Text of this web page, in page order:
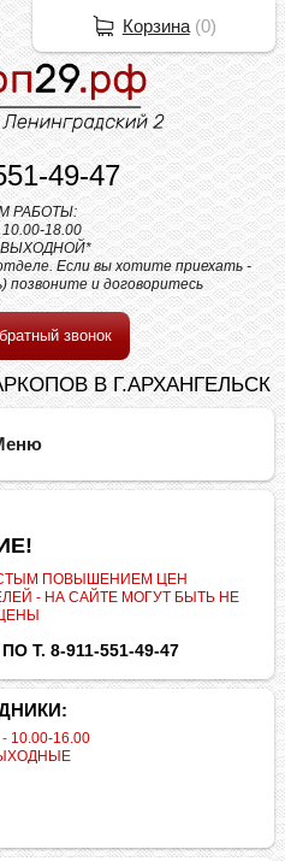
49-47
РАБОТЫ:
18.00
ВЫХОДНОЙ*
Если вы хотите приехать -
позвоните и договоритесь
звонок
В Г.АРХАНГЕЛЬСК
ПОВЫШЕНИЕМ ЦЕН
- НА САЙТЕ МОГУТ БЫТЬ НЕ
Т. 8-911-551-49-47
- 10.00-16.00
Корзина(0)